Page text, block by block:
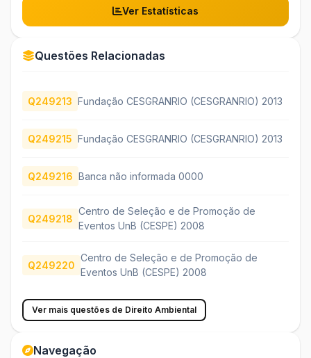
Ver Estatísticas
Questões Relacionadas
Q249213 Fundação CESGRANRIO (CESGRANRIO) 2013
Q249215 Fundação CESGRANRIO (CESGRANRIO) 2013
Q249216 Banca não informada 0000
Q249218
Centro de Seleção e de Promoção de
Eventos UnB (CESPE) 2008
Q249220
Centro de Seleção e de Promoção de
Eventos UnB (CESPE) 2008
Ver mais questões de Direito Ambiental
Navegação